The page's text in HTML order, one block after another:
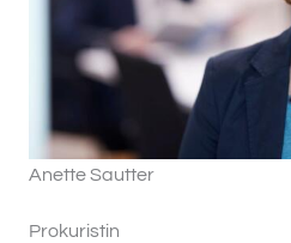
Anette Sautter
Prokuristin